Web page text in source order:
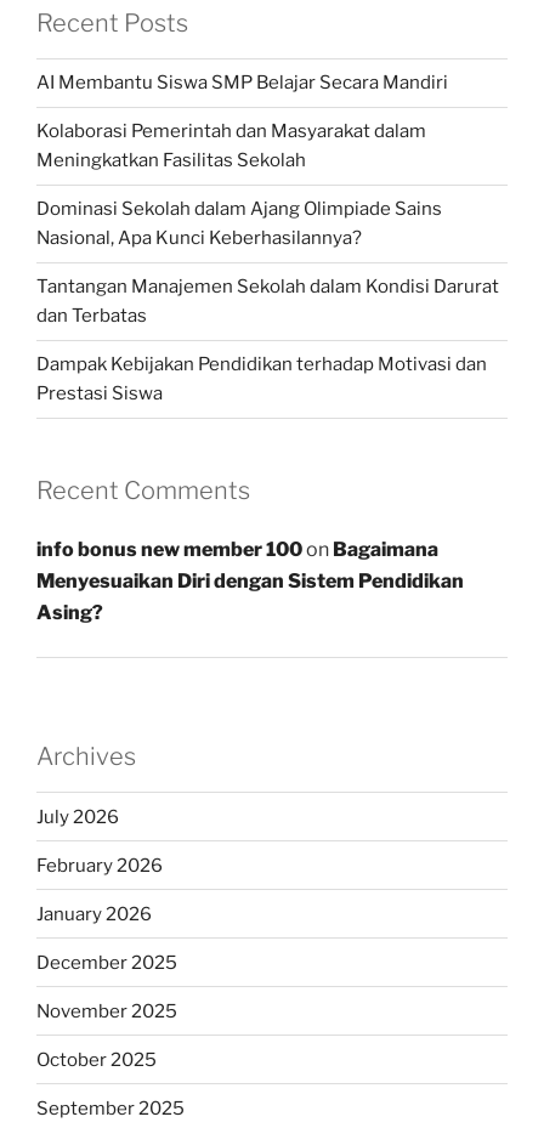
Recent Posts
AI Membantu Siswa SMP Belajar Secara Mandiri
Kolaborasi Pemerintah dan Masyarakat dalam
Meningkatkan Fasilitas Sekolah
Dominasi Sekolah dalam Ajang Olimpiade Sains
Nasional, Apa Kunci Keberhasilannya?
Tantangan Manajemen Sekolah dalam Kondisi Darurat
dan Terbatas
Dampak Kebijakan Pendidikan terhadap Motivasi dan
Prestasi Siswa
Recent Comments
info bonus new member 100on Bagaimana
Menyesuaikan Diri dengan Sistem Pendidikan
Asing?
Archives
July 2026
February 2026
January 2026
December 2025
November 2025
October 2025
September 2025